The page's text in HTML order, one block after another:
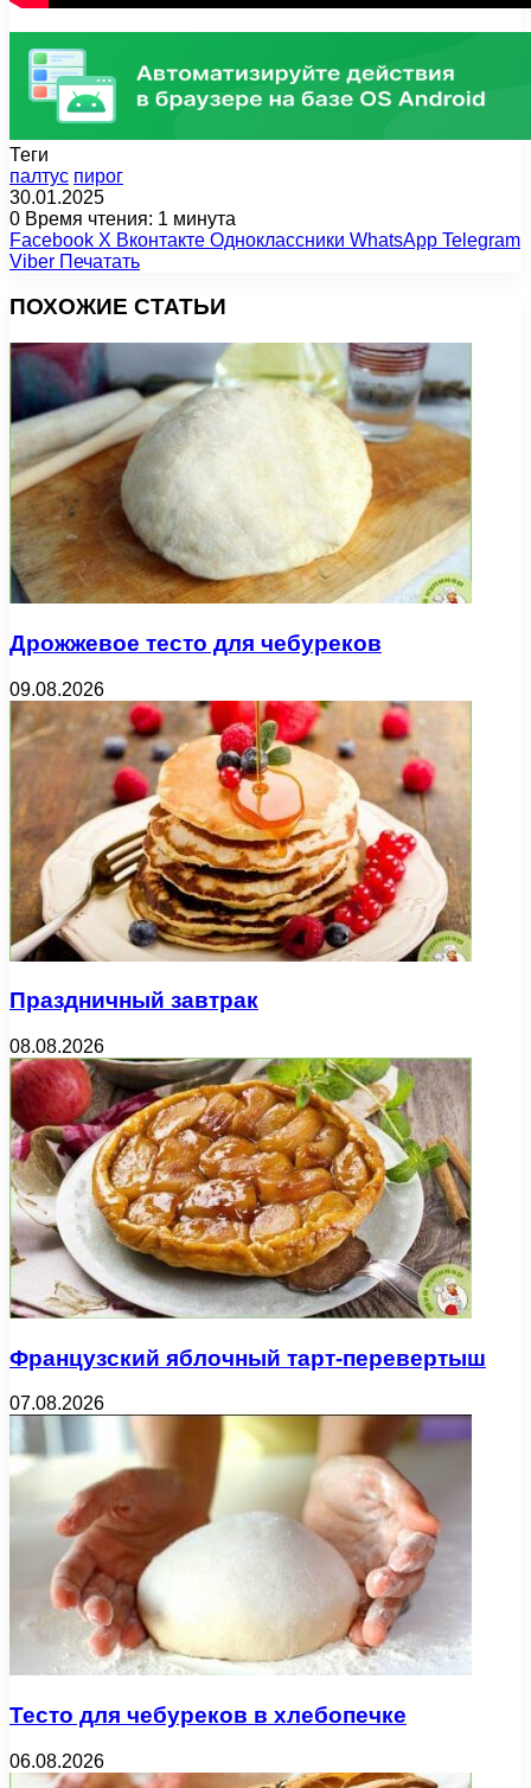
Теги
палтус пирог
30.01.2025
0 Время чтения: 1 минута
Facebook X Вконтакте Одноклассники WhatsApp Telegram
Viber Печатать
ПОХОЖИЕ СТАТЬИ
Дрожжевое тесто для чебуреков
09.08.2026
Праздничный завтрак
08.08.2026
Французский яблочный тарт-перевертыш
07.08.2026
Тесто для чебуреков в хлебопечке
06.08.2026